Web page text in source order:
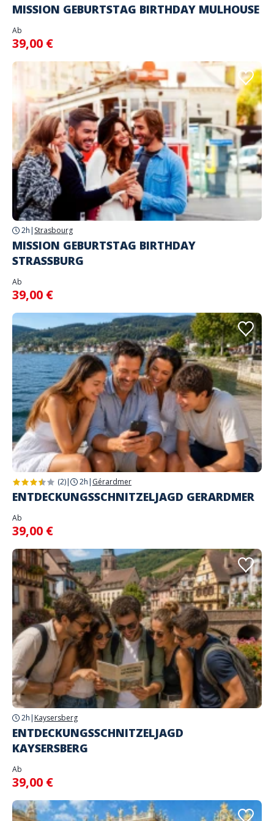
MISSION GEBURTSTAG BIRTHDAY MULHOUSE
Ab
39,00 €
2h | Strasbourg
MISSION GEBURTSTAG BIRTHDAY
STRASSBURG
Ab
39,00 €
(2)| 2h | Gérardmer
ENTDECKUNGSSCHNITZELJAGD GERARDMER
Ab
39,00 €
2h | Kaysersberg
ENTDECKUNGSSCHNITZELJAGD
KAYSERSBERG
Ab
39,00 €